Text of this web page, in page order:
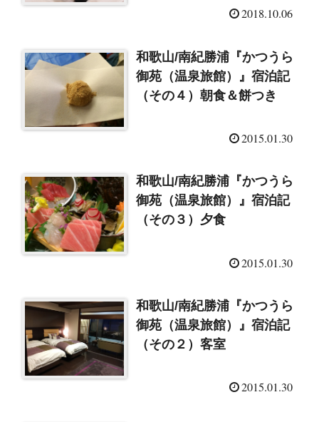
まとめ（2018/10/6）2018.10.06
和歌山/南紀勝浦『かつうら
御苑（温泉旅館）』宿泊記
（その４）朝食＆餅つき
2015.01.30
和歌山/南紀勝浦『かつうら
御苑（温泉旅館）』宿泊記
（その３）夕食
2015.01.30
和歌山/南紀勝浦『かつうら
御苑（温泉旅館）』宿泊記
（その２）客室
2015.01.30